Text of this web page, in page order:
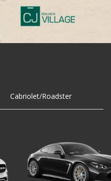
Cabriolet/Roadster